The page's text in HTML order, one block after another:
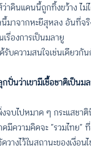
ดินแดนนี้ถูกทิ้งขว้าง ไม่
นี้มาจากหะยีสุหลง อันที่
รื่องการเป็นมลายู
รับความสนใจเช่นเดียว
ปั่นว่าเขามีเชื้อชาติเป็นม
จบไปหมาด ๆ กระแสชา
มีความคิดจะ “รวมไทย”
างไว้ในสถานะของเงื่อน